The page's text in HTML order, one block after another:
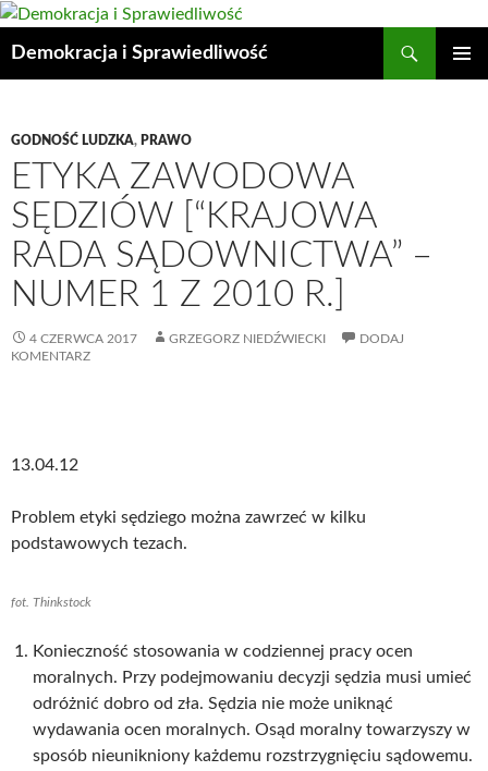
Przejdź
treści
Demokracja i Sprawiedliwość
GODNOŚĆ LUDZKA, PRAWO
ETYKA ZAWODOWA
SĘDZIÓW [“KRAJOWA
RADA SĄDOWNICTWA” –
NUMER 1 Z 2010 R.]
4 CZERWCA 2017 GRZEGORZ NIEDŹWIECKI
DODAJ
KOMENTARZ
13.04.12
Problem etyki sędziego można zawrzeć w kilku
podstawowych tezach.
fot. Thinkstock
Konieczność stosowania w codziennej pracy ocen
moralnych. Przy podejmowaniu decyzji sędzia musi umieć
odróżnić dobro od zła. Sędzia nie może uniknąć
wydawania ocen moralnych. Osąd moralny towarzyszy w
sposób nieunikniony każdemu rozstrzygnięciu sądowemu.